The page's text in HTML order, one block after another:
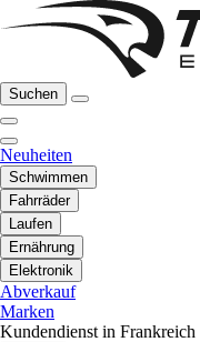
Suchen
Neuheiten
Schwimmen
Fahrräder
Laufen
Ernährung
Elektronik
Abverkauf
Marken
Kundendienst in Frankreich